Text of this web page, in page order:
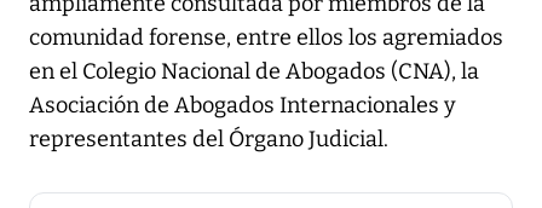
comunidad forense, entre ellos los agremiados
en el Colegio Nacional de Abogados (CNA), la
Asociación de Abogados Internacionales y
representantes del Órgano Judicial.